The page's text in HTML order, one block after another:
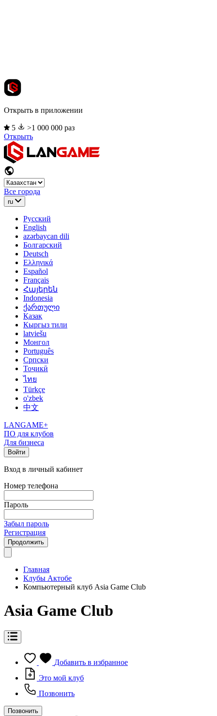
Открыть в приложении
5
>1 000 000 раз
Открыть
Все города
ru
Русский
English
azərbaycan dili
Болгарский
Deutsch
Ελληνικά
Español
Français
Հայերեն
Indonesia
ქართული
Қазақ
Кыргыз тили
latviešu
Монгол
Português
Српски
Тоҷикӣ
ไทย
Türkçe
o'zbek
中文
LANGAME+
ПО для клубов
Для бизнеса
Войти
Вход в личный кабинет
Номер телефона
Пароль
Забыл пароль
Регистрация
Продолжить
Главная
Клубы Актобе
Компьютерный клуб Asia Game Club
Asia Game Club
Добавить в избранное
Это мой клуб
Позвонить
Позвонить